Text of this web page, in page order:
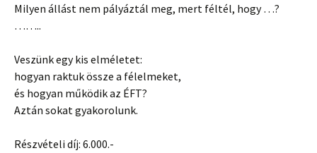
Milyen állást nem pályáztál meg, mert féltél, hogy …?
……..
Veszünk egy kis elméletet:
hogyan raktuk össze a félelmeket,
és hogyan működik az ÉFT?
Aztán sokat gyakorolunk.
Részvételi díj: 6.000.-